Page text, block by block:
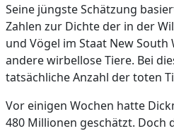
Seine jüngste Schätzung
Zahlen zur Dichte der in der
und Vögel im Staat New
andere wirbellose Tiere. Bei
tatsächliche Anzahl der toten
Vor einigen Wochen hatte
480 Millionen geschätzt. Doch